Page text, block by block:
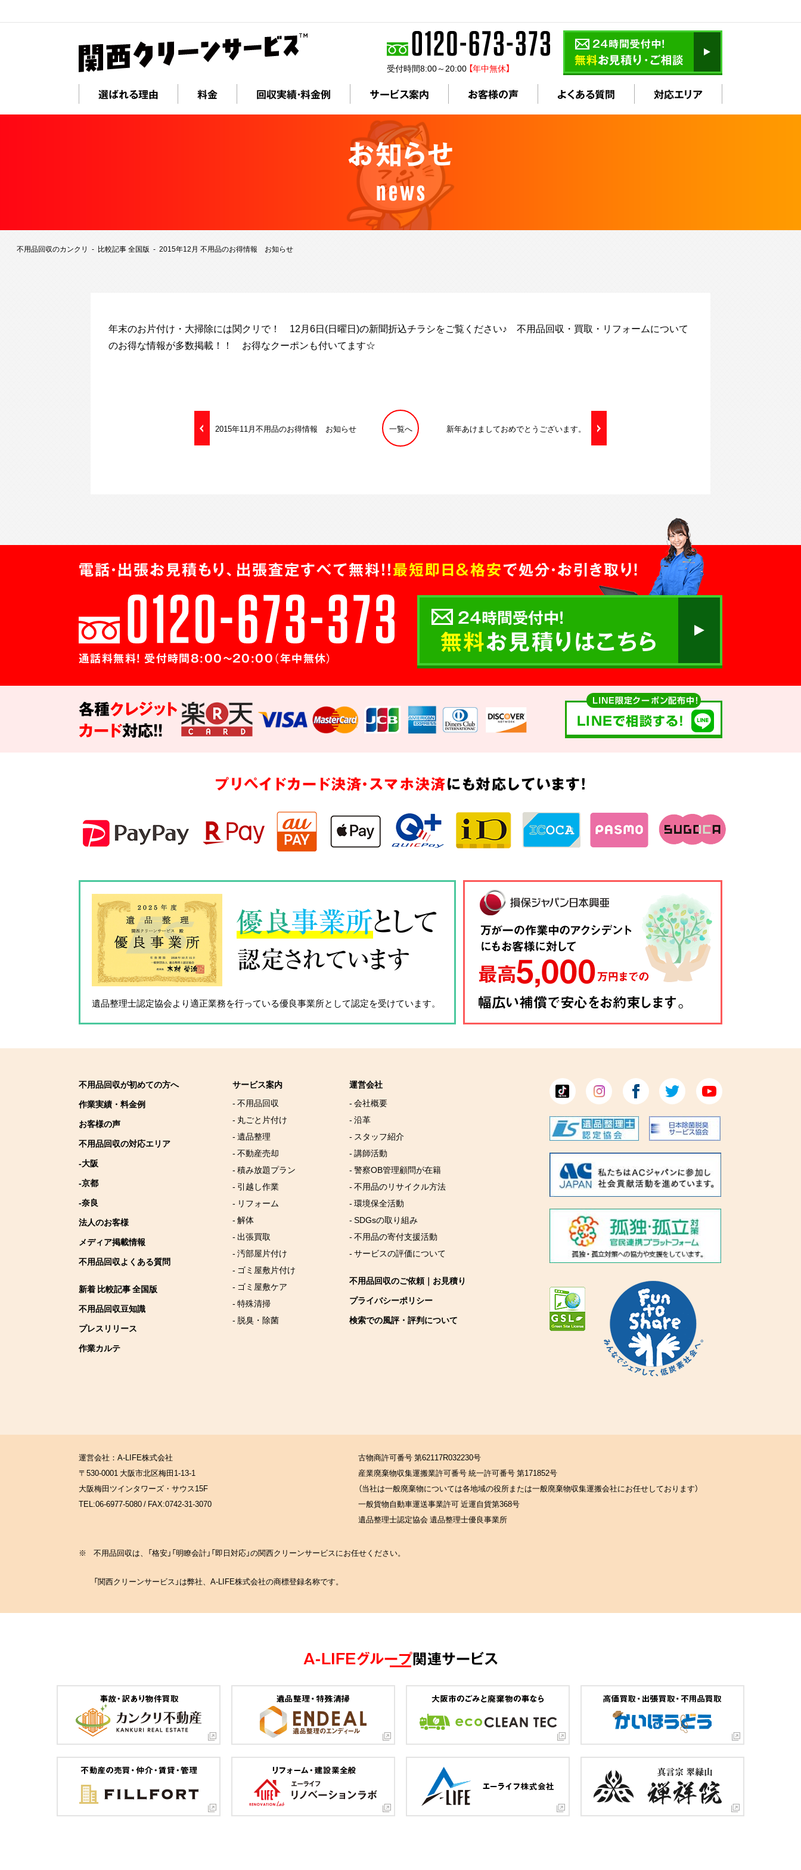
受付時間8:00～20:00 【年中無休】
選ばれる理由 料金 回収実績・料金例 サービス案内 お客様の声 よくある質問 対応エリア
お知らせ
news
不用品回収のカンクリ 比較記事 全国版 2015年12月 不用品のお得情報 お知らせ
年末のお片付け・大掃除には関クリで！ 12月6日(日曜日)の新聞折込チラシをご覧ください♪ 不用品回収・買取・リフォームについて
のお得な情報が多数掲載！！ お得なクーポンも付いてます☆
2015年11月不用品のお得情報 お知らせ 一覧へ 新年あけましておめでとうございます。
電話・出張お見積もり、出張査定すべて無料!!最短即日＆格安で処分・お引き取り！
通話料無料! 受付時間8:00～20:00（年中無休）
24時間受付中!
無料お見積りはこちら
各種クレジット
カード対応!!
LINE限定クーポン配布中！
LINEで相談する!
プリペイドカード決済・スマホ決済にも対応しています!
優良事業所として
認定されています
遺品整理士認定協会より適正業務を行っている優良事業所として認定を受けています。
不用品回収が初めての方へ
作業実績・料金例
お客様の声
不用品回収の対応エリア
-大阪
-京都
-奈良
法人のお客様
メディア掲載情報
不用品回収よくある質問
新着 比較記事 全国版
不用品回収豆知識
プレスリリース
作業カルテ
サービス案内
- 不用品回収
- 丸ごと片付け
- 遺品整理
- 不動産売却
- 積み放題プラン
- 引越し作業
- リフォーム
- 解体
- 出張買取
- 汚部屋片付け
- ゴミ屋敷片付け
- ゴミ屋敷ケア
- 特殊清掃
- 脱臭・除菌
運営会社
- 会社概要
- 沿革
- スタッフ紹介
- 講師活動
- 警察OB管理顧問が在籍
- 不用品のリサイクル方法
- 環境保全活動
- SDGsの取り組み
- 不用品の寄付支援活動
- サービスの評価について
不用品回収のご依頼｜お見積り
プライバシーポリシー
検索での風評・評判について
運営会社：A-LIFE株式会社
〒530-0001 大阪市北区梅田1-13-1
大阪梅田ツインタワーズ・サウス15F
TEL:06-6977-5080 / FAX:0742-31-3070
古物商許可番号 第62117R032230号
産業廃棄物収集運搬業許可番号 統一許可番号 第171852号
（当社は一般廃棄物については各地域の役所または一般廃棄物収集運搬会社にお任せしております）
一般貨物自動車運送事業許可 近運自貨第368号
遺品整理士認定協会 遺品整理士優良事業所
※ 不用品回収は、「格安」「明瞭会計」「即日対応」の関西クリーンサービスにお任せください。
「関西クリーンサービス」は弊社、A-LIFE株式会社の商標登録名称です。
A-LIFEグループ関連サービス